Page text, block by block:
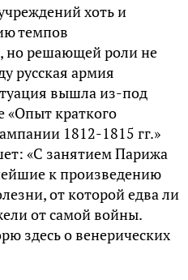
хоть и
темпов
но решающей роли не
русская армия
вышла из-под
«Опыт краткого
1812-1815 гг.»
«С занятием Парижа
к произведению
от которой едва ли
от самой войны.
здесь о венерических